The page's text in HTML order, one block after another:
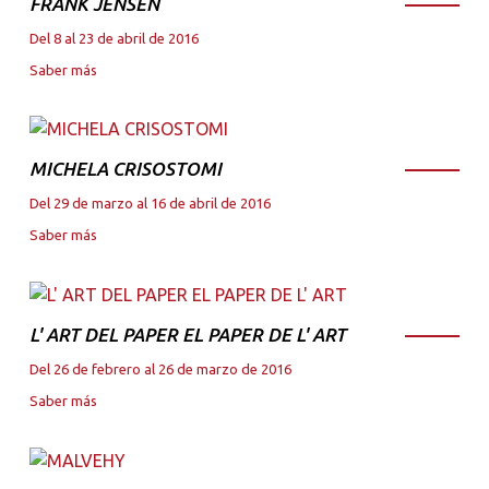
Del 8 al 23 de abril de 2016
Saber más
MICHELA CRISOSTOMI
Del 29 de marzo al 16 de abril de 2016
Saber más
L' ART DEL PAPER EL PAPER DE L' ART
Del 26 de febrero al 26 de marzo de 2016
Saber más